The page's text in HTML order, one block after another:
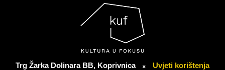
Trg Žarka Dolinara BB, Koprivnica Uvjeti korištenja